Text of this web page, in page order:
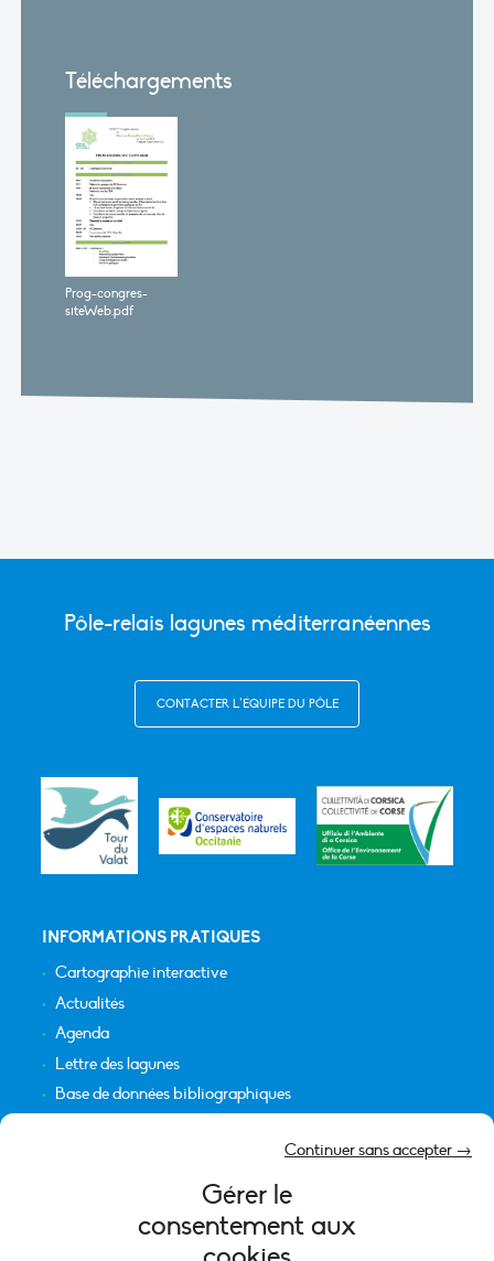
Gérer le
consentement aux
Continuer sans accepter →
Téléchargements
Prog-congres-
siteWeb.pdf
Pôle-relais lagunes méditerranéennes
CONTACTER L’ÉQUIPE DU PÔLE
INFORMATIONS PRATIQUES
Cartographie interactive
Actualités
Agenda
Lettre des lagunes
Base de données bibliographiques
Mentions légales